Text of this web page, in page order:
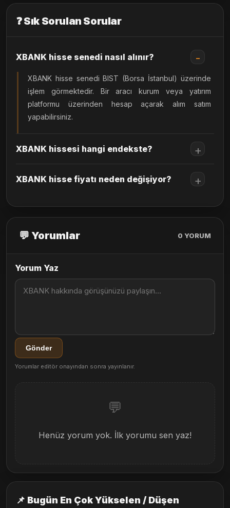
❓ Sık Sorulan Sorular
XBANK hisse senedi nasıl alınır?
XBANK hisse senedi BIST (Borsa İstanbul) üzerinde
işlem görmektedir. Bir aracı kurum veya yatırım
platformu üzerinden hesap açarak alım satım
yapabilirsiniz.
XBANK hissesi hangi endekste?
XBANK hisse fiyatı neden değişiyor?
💬 Yorumlar 0 YORUM
Yorum Yaz
Gönder
Yorumlar editör onayından sonra yayınlanır.
💬
Henüz yorum yok. İlk yorumu sen yaz!
📌 Bugün En Çok Yükselen / Düşen